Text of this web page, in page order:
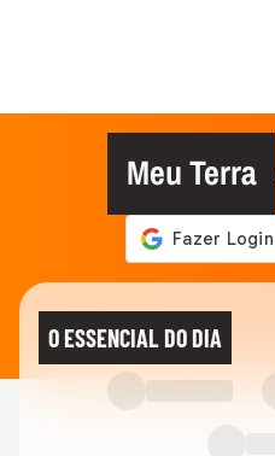
Meu Terra
O ESSENCIAL DO DIA